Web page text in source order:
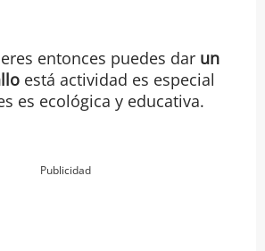
entonces puedes dar un
está actividad es especial
es ecológica y educativa.
Publicidad